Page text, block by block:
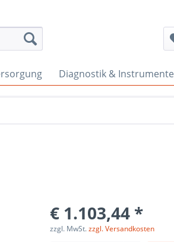
Diagnostik & Instrumente
€ 1.103,44 *
zzgl. MwSt.zzgl. Versandkosten